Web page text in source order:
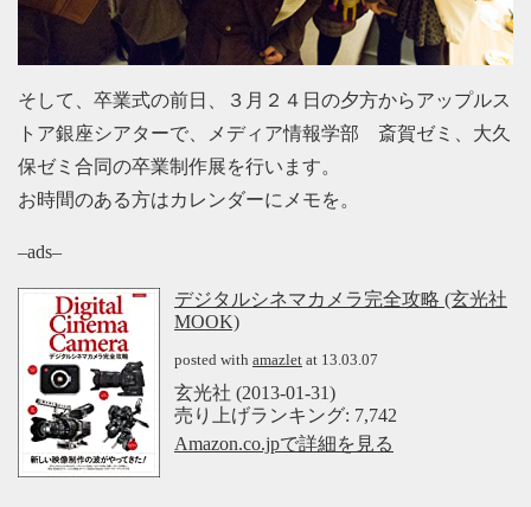
そして、卒業式の前日、３月２４日の夕方からアップルス
トア銀座シアターで、メディア情報学部 斎賀ゼミ、大久
保ゼミ合同の卒業制作展を行います。
お時間のある方はカレンダーにメモを。
–ads–
デジタルシネマカメラ完全攻略 (玄光社
MOOK)
posted with amazlet at 13.03.07
玄光社 (2013-01-31)
売り上げランキング: 7,742
Amazon.co.jpで詳細を見る